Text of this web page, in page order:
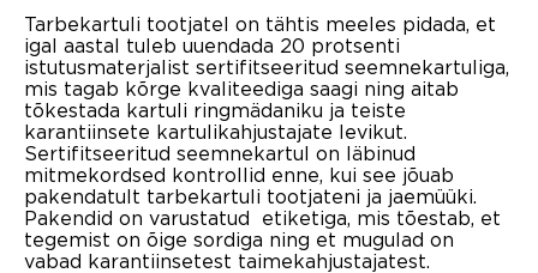
Tarbekartuli tootjatel on tähtis meeles pidada, et
igal aastal tuleb uuendada 20 protsenti
istutusmaterjalist sertifitseeritud seemnekartuliga,
mis tagab kõrge kvaliteediga saagi ning aitab
tõkestada kartuli ringmädaniku ja teiste
karantiinsete kartulikahjustajate levikut.
Sertifitseeritud seemnekartul on läbinud
mitmekordsed kontrollid enne, kui see jõuab
pakendatult tarbekartuli tootjateni ja jaemüüki.
Pakendid on varustatud etiketiga, mis tõestab, et
tegemist on õige sordiga ning et mugulad on
vabad karantiinsetest taimekahjustajatest.